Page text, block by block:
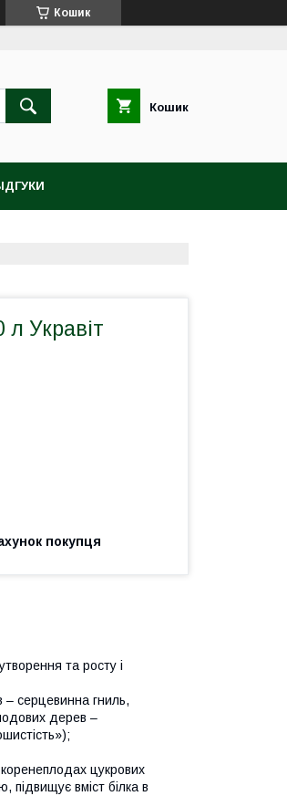
Кошик
Кошик
Укравіт
покупця
та росту і
– серцевинна гниль,
дерев –
коренеплодах цукрових
підвищує вміст білка в